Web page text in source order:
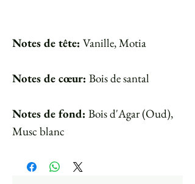
Notes de tête: Vanille, Motia
Notes de cœur: Bois de santal
Notes de fond: Bois d'Agar (Oud),
Musc blanc